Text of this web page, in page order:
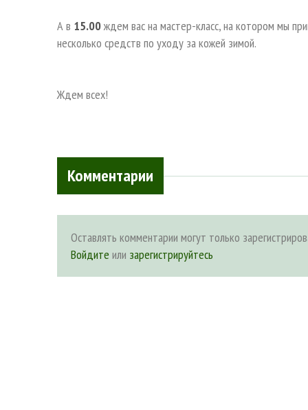
А в 15.00ждем вас на мастер-класс, на котором мы
несколько средств по уходу за кожей зимой.
Ждем всех!
Комментарии
Оставлять комментарии могут только
Войдите или зарегистрируйтесь